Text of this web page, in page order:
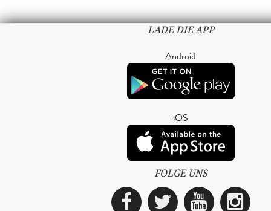
LADE DIE APP
Android
iOS
FOLGE UNS
Facebook
Twitter